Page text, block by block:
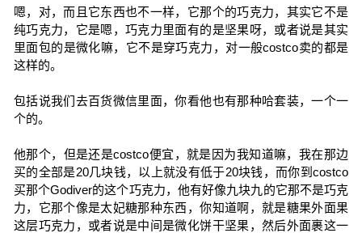
嗯，对，而且它东西也不一样，它那个的巧克力，其实它不是
纯巧克力，它是嗯，巧克力里面有的是坚果呀，或者说是其实
里面包的是微化嘛，它不是穿巧克力，对一般costco卖的都是
这样的。
包括说我们去百货微信里面，你看他也有那种哈套装，一个一
个的。
他那个，但是还是costco便宜，就是因为我知道嘛，我在那边
买的全部是20几块钱，以上就没有低于20块钱，而你到costco
买那个Godiver的这个巧克力，他有好像九块九的它那不是巧克
力，它那个像是太妃糖那种东西，你知道啊，就是糖果外面果
这层巧克力，或者说是中间是微化饼干坚果，然后外面裹这一